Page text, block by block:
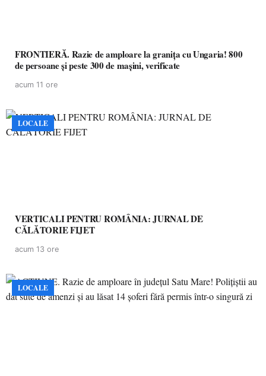
FRONTIERĂ. Razie de amploare la granița cu Ungaria! 800
de persoane și peste 300 de mașini, verificate
acum 11 ore
LOCALE
VERTICALI PENTRU ROMÂNIA: JURNAL DE
CĂLĂTORIE FIJET
acum 13 ore
LOCALE